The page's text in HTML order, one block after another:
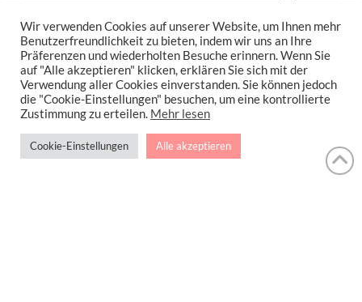
Morgen wird gefeiert! Nicht nur ich habe
morgen Geburtstag, sondern …
Read More
Wir verwenden Cookies auf unserer Website, um Ihnen mehr
Benutzerfreundlichkeit zu bieten, indem wir uns an Ihre
Präferenzen und wiederholten Besuche erinnern. Wenn Sie
auf "Alle akzeptieren" klicken, erklären Sie sich mit der
Verwendung aller Cookies einverstanden. Sie können jedoch
die "Cookie-Einstellungen" besuchen, um eine kontrollierte
Zustimmung zu erteilen. Mehr lesen
Cookie-Einstellungen Alle akzeptieren